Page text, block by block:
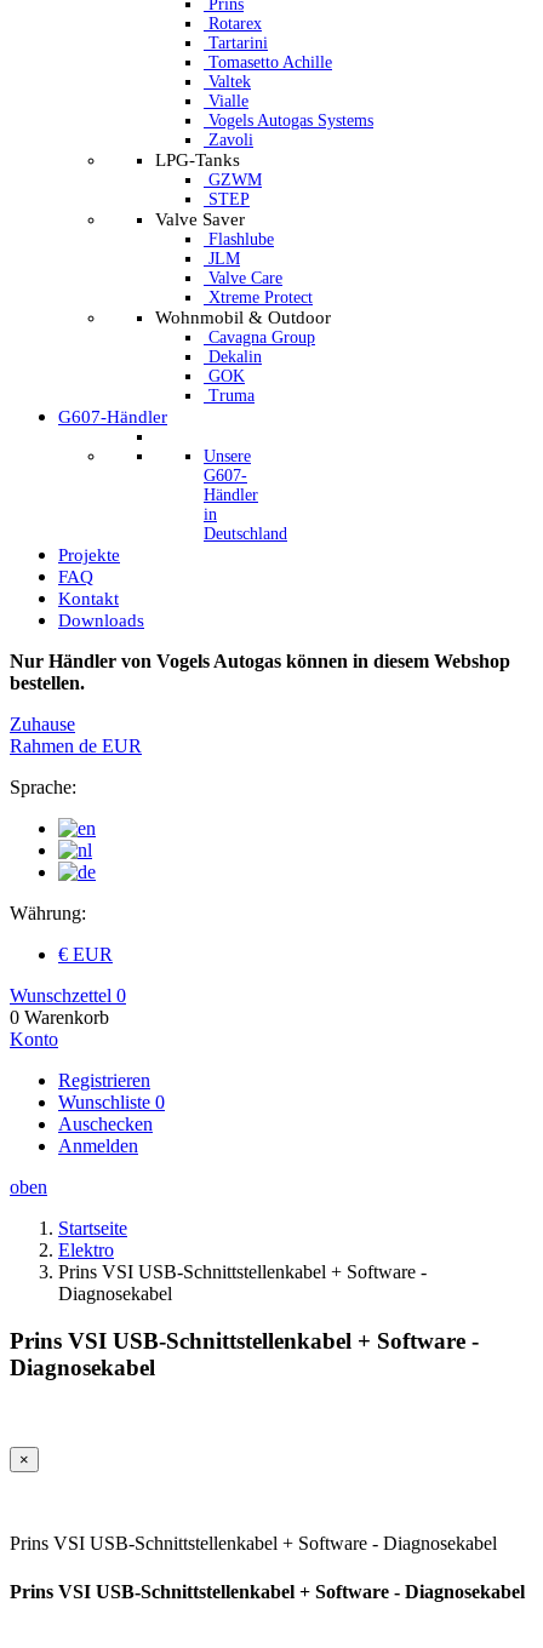
Prins
Rotarex
Tartarini
Tomasetto Achille
Valtek
Vialle
Vogels Autogas Systems
Zavoli
LPG-Tanks
GZWM
STEP
Valve Saver
Flashlube
JLM
Valve Care
Xtreme Protect
Wohnmobil & Outdoor
Cavagna Group
Dekalin
GOK
Truma
G607-Händler
Unsere
G607-
Händler
in
Deutschland
Projekte
FAQ
Kontakt
Downloads
Nur Händler von Vogels Autogas können in diesem Webshop
bestellen.
Zuhause
Rahmen de EUR
Sprache:
Währung:
€ EUR
Wunschzettel 0
0 Warenkorb
Konto
Registrieren
Wunschliste 0
Auschecken
Anmelden
oben
Startseite
Elektro
Prins VSI USB-Schnittstellenkabel + Software -
Diagnosekabel
Prins VSI USB-Schnittstellenkabel + Software -
Diagnosekabel
×
Prins VSI USB-Schnittstellenkabel + Software - Diagnosekabel
Prins VSI USB-Schnittstellenkabel + Software - Diagnosekabel